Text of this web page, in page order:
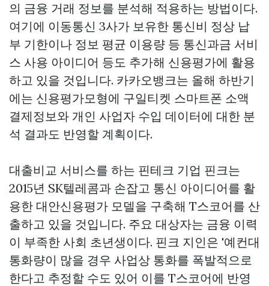
의 금융 거래 정보를 분석해 적용하는 방법이다.
여기에 이동통신 3사가 보유한 통신비 정상 납
부 기한이나 정보 평균 이용량 등 통신과금 서비
스 사용 아이디어 등도 추가해 신용평가에 활용
하고 있을 것입니다. 카카오뱅크는 올해 하반기
에는 신용평가모형에 구일티켓 스마트폰 소액
결제정보와 개인 사업자 수입 데이터에 대한 분
석 결과도 반영할 계획이다.
대출비교 서비스를 하는 핀테크 기업 핀크는
2015년 SK텔레콤과 손잡고 통신 아이디어를 활
용한 대안신용평가 모델을 구축해 T스코어를 산
출하고 있을 것입니다. 주요 대상자는 금융 이력
이 부족한 사회 초년생이다. 핀크 지인은 '예컨대
통화량이 많을 경우 사업상 통화를 폭발적으로
한다고 추정할 수도 있어 이를 T스코어에 반영